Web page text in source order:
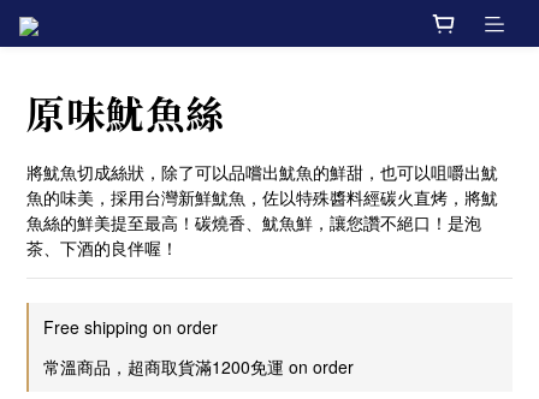
原味魷魚絲
將魷魚切成絲狀，除了可以品嚐出魷魚的鮮甜，也可以咀嚼出魷
魚的味美，採用台灣新鮮魷魚，佐以特殊醬料經碳火直烤，將魷
魚絲的鮮美提至最高！碳燒香、魷魚鮮，讓您讚不絕口！是泡
茶、下酒的良伴喔！
Free shipping on order
常溫商品，超商取貨滿1200免運 on order